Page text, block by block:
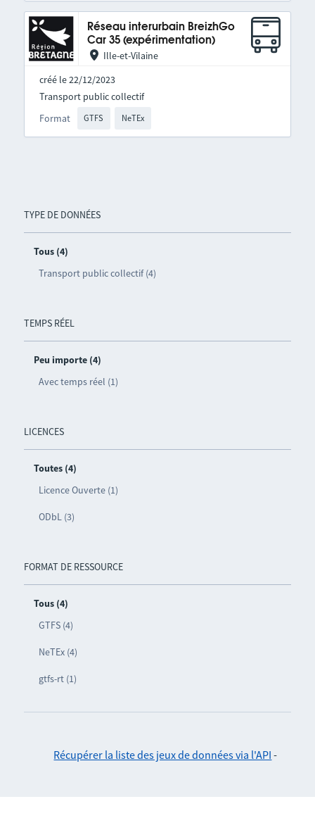
TYPE DE DONNÉES
Tous (4)
Transport public collectif (4)
TEMPS RÉEL
Peu importe (4)
Avec temps réel (1)
LICENCES
Toutes (4)
Licence Ouverte (1)
ODbL (3)
FORMAT DE RESSOURCE
Tous (4)
GTFS (4)
NeTEx (4)
gtfs-rt (1)
Réseau interurbain BreizhGo
Car 35 (expérimentation)
Ille-et-Vilaine
créé le 22/12/2023
Format GTFS NeTEx
Transport public collectif
Récupérer la liste des jeux de données via l'API -